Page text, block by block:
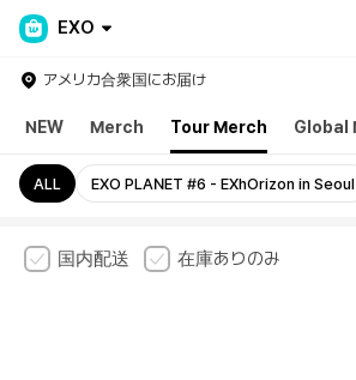
EXO
アメリカ合衆国にお届け
NEW Merch Tour Merch Global
ALL EXO PLANET #6 - EXhOrizon in Seoul
国内配送 在庫ありのみ